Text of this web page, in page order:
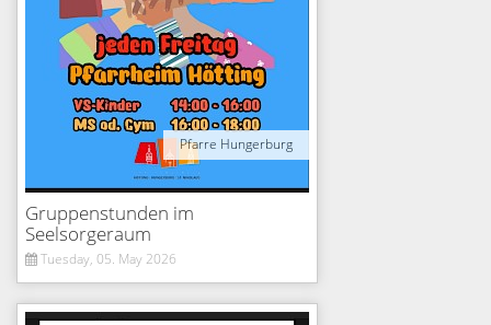
Pfarre Hungerburg
Gruppenstunden im
Seelsorgeraum
Tuesday, 05. May 2026